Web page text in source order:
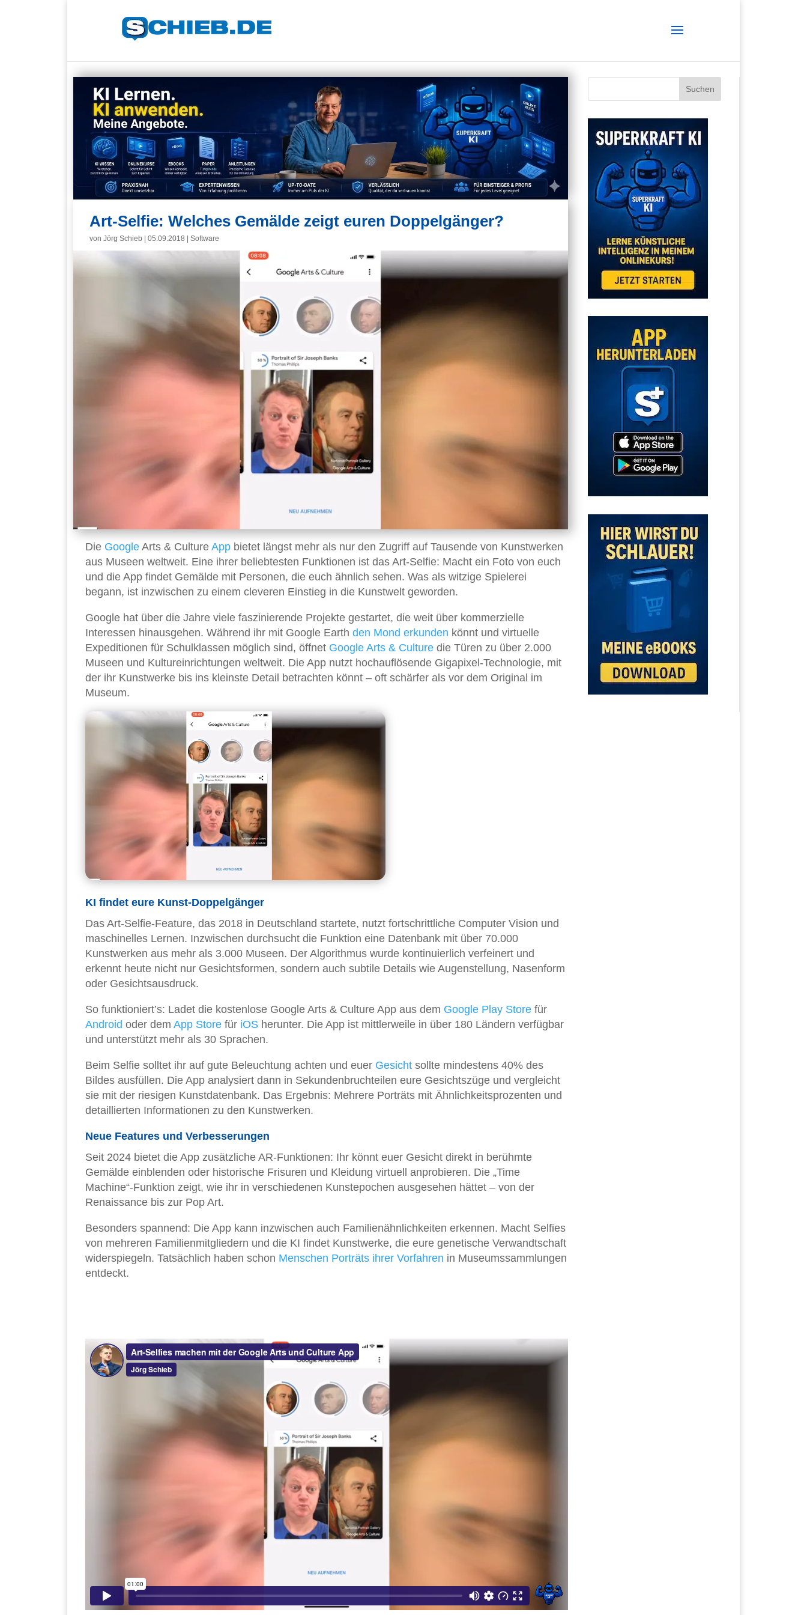
Art-Selfie: Welches Gemälde zeigt euren Doppelgänger?
von Jörg Schieb 05.09.2018 Software
Die Google Arts & Culture App bietet längst mehr als nur den Zugriff auf Tausende von Kunstwerken
aus Museen weltweit. Eine ihrer beliebtesten Funktionen ist das Art-Selfie: Macht ein Foto von euch
und die App findet Gemälde mit Personen, die euch ähnlich sehen. Was als witzige Spielerei
begann, ist inzwischen zu einem cleveren Einstieg in die Kunstwelt geworden.
Google hat über die Jahre viele faszinierende Projekte gestartet, die weit über kommerzielle
Interessen hinausgehen. Während ihr mit Google Earth den Mond erkunden könnt und virtuelle
Expeditionen für Schulklassen möglich sind, öffnet Google Arts & Culture die Türen zu über 2.000
Museen und Kultureinrichtungen weltweit. Die App nutzt hochauflösende Gigapixel-Technologie, mit
der ihr Kunstwerke bis ins kleinste Detail betrachten könnt – oft schärfer als vor dem Original im
Museum.
KI findet eure Kunst-Doppelgänger
Das Art-Selfie-Feature, das 2018 in Deutschland startete, nutzt fortschrittliche Computer Vision und
maschinelles Lernen. Inzwischen durchsucht die Funktion eine Datenbank mit über 70.000
Kunstwerken aus mehr als 3.000 Museen. Der Algorithmus wurde kontinuierlich verfeinert und
erkennt heute nicht nur Gesichtsformen, sondern auch subtile Details wie Augenstellung, Nasenform
oder Gesichtsausdruck.
So funktioniert’s: Ladet die kostenlose Google Arts & Culture App aus dem Google Play Store für
Android oder dem App Store für iOS herunter. Die App ist mittlerweile in über 180 Ländern verfügbar
und unterstützt mehr als 30 Sprachen.
Beim Selfie solltet ihr auf gute Beleuchtung achten und euer Gesicht sollte mindestens 40% des
Bildes ausfüllen. Die App analysiert dann in Sekundenbruchteilen eure Gesichtszüge und vergleicht
sie mit der riesigen Kunstdatenbank. Das Ergebnis: Mehrere Porträts mit Ähnlichkeitsprozenten und
detaillierten Informationen zu den Kunstwerken.
Neue Features und Verbesserungen
Seit 2024 bietet die App zusätzliche AR-Funktionen: Ihr könnt euer Gesicht direkt in berühmte
Gemälde einblenden oder historische Frisuren und Kleidung virtuell anprobieren. Die „Time
Machine“-Funktion zeigt, wie ihr in verschiedenen Kunstepochen ausgesehen hättet – von der
Renaissance bis zur Pop Art.
Besonders spannend: Die App kann inzwischen auch Familienähnlichkeiten erkennen. Macht Selfies
von mehreren Familienmitgliedern und die KI findet Kunstwerke, die eure genetische Verwandtschaft
widerspiegeln. Tatsächlich haben schon Menschen Porträts ihrer Vorfahren in Museumssammlungen
entdeckt.